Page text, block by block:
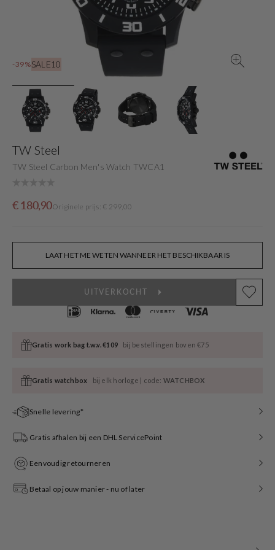
-39%SALE10
view
TW Steel
TW Steel Carbon Men's Watch TWCA1
Sale
€ 180,90
OrigineleOriginele prijs: € 299,00
LAAT HET ME WETEN WANNEER HET BESCHIKBAAR IS
UITVERKOCHT
Gratis work bag t.w.v. €109 bij bestellingen boven €75
Gratis watchbox bij elk horloge | code: WATCHBOX
Snelle levering*
Gratis afhalen bij een DHL ServicePoint
Eenvoudig retourneren
Betaal op jouw manier - nu of later